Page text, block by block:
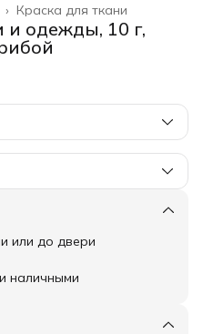
Краска для ткани
›
и одежды, 10 г,
или до двери
наличными